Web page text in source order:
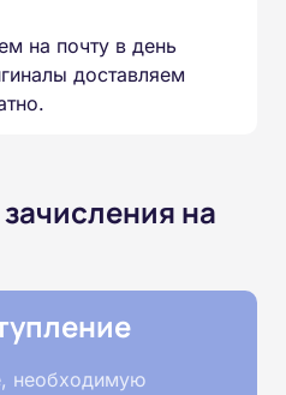
на почту в день
доставляем
на
необходимую